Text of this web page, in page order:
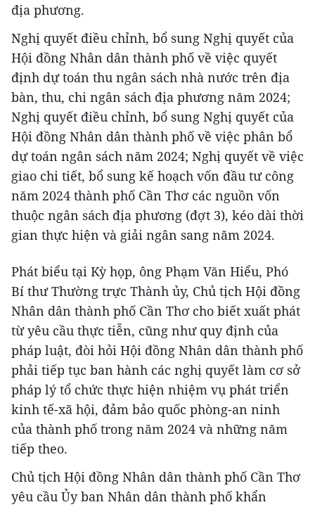
địa phương.
Nghị quyết điều chỉnh, bổ sung Nghị quyết của
Hội đồng Nhân dân thành phố về việc quyết
định dự toán thu ngân sách nhà nước trên địa
bàn, thu, chi ngân sách địa phương năm 2024;
Nghị quyết điều chỉnh, bổ sung Nghị quyết của
Hội đồng Nhân dân thành phố về việc phân bổ
dự toán ngân sách năm 2024; Nghị quyết về việc
giao chi tiết, bổ sung kế hoạch vốn đầu tư công
năm 2024 thành phố Cần Thơ các nguồn vốn
thuộc ngân sách địa phương (đợt 3), kéo dài thời
gian thực hiện và giải ngân sang năm 2024.
Phát biểu tại Kỳ họp, ông Phạm Văn Hiểu, Phó
Bí thư Thường trực Thành ủy, Chủ tịch Hội đồng
Nhân dân thành phố Cần Thơ cho biết xuất phát
từ yêu cầu thực tiễn, cũng như quy định của
pháp luật, đòi hỏi Hội đồng Nhân dân thành phố
phải tiếp tục ban hành các nghị quyết làm cơ sở
pháp lý tổ chức thực hiện nhiệm vụ phát triển
kinh tế-xã hội, đảm bảo quốc phòng-an ninh
của thành phố trong năm 2024 và những năm
tiếp theo.
Chủ tịch Hội đồng Nhân dân thành phố Cần Thơ
yêu cầu Ủy ban Nhân dân thành phố khẩn